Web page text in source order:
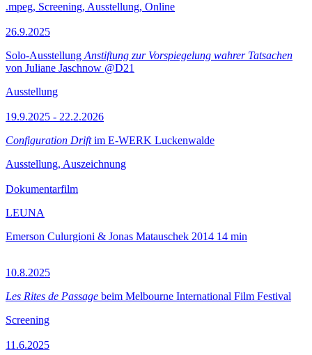
.mpeg, Screening, Ausstellung, Online
26.9.2025
Solo-Ausstellung Anstiftung zur Vorspiegelung wahrer Tatsachen
von Juliane Jaschnow @D21
Ausstellung
19.9.2025 - 22.2.2026
Configuration Driftim E-WERK Luckenwalde
Ausstellung, Auszeichnung
Dokumentarfilm
LEUNA
Emerson Culurgioni & Jonas Matauschek 2014 14 min
10.8.2025
Les Rites de Passage beim Melbourne International Film Festival
Screening
11.6.2025